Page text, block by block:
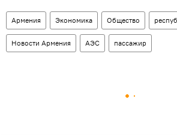
Армения Экономика Общество
Новости Армения АЭС пассажир